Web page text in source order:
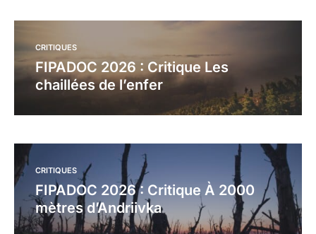
CRITIQUES
FIPADOC 2026 : Critique Les
chaillées de l’enfer
CRITIQUES
FIPADOC 2026 : Critique À 2000
mètres d’Andriivka